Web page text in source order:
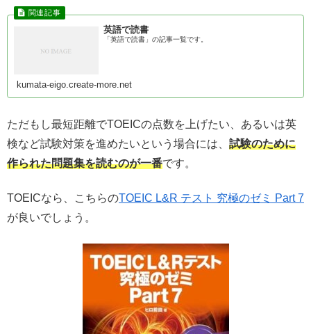
英語で読書
「英語で読書」の記事一覧です。
kumata-eigo.create-more.net
ただもし最短距離でTOEICの点数を上げたい、あるいは英
検など試験対策を進めたいという場合には、 試験のために
作られた問題集を読むのが一番です。
TOEICなら、こちらのTOEIC L&R テスト 究極のゼミ Part 7
が良いでしょう。